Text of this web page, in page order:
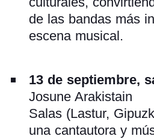
de las bandas más
escena musical.
13 de septiembre,
Josune Arakistain
Salas (Lastur,
una cantautora y